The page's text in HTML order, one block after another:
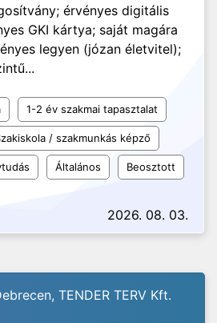
érvényes digitális
GKI kártya; saját magára
legyen (józan életvitel);
1-2 év szakmai tapasztalat
/ szakmunkás képző
Általános Beosztott
2026. 08. 03.
TENDER TERV Kft.